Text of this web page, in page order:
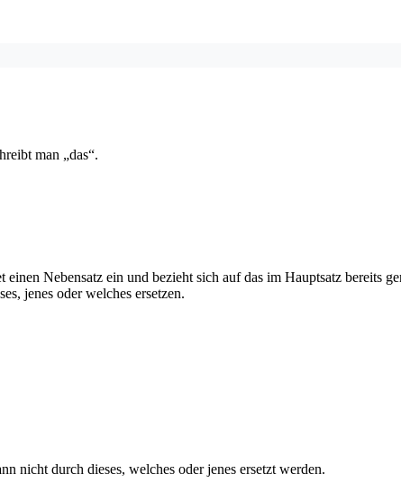
man „das“.
Nebensatz ein und bezieht sich auf das im Hauptsatz bereits
jenes oder welches ersetzen.
nicht durch dieses, welches oder jenes ersetzt werden.